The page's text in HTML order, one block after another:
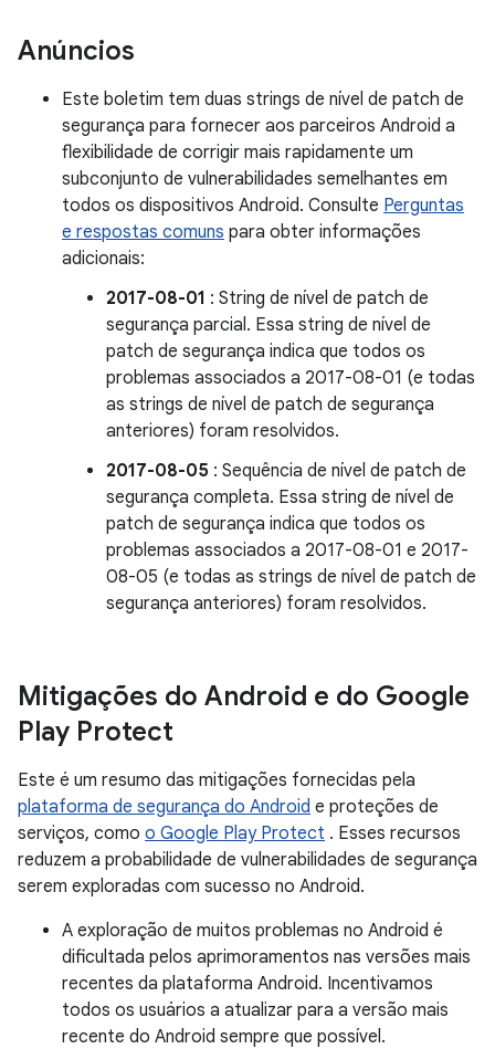
Anúncios
Este boletim tem duas strings de nível de patch de
segurança para fornecer aos parceiros Android a
flexibilidade de corrigir mais rapidamente um
subconjunto de vulnerabilidades semelhantes em
todos os dispositivos Android. Consulte Perguntas
e respostas comuns para obter informações
adicionais:
2017-08-01 : String de nível de patch de
segurança parcial. Essa string de nível de
patch de segurança indica que todos os
problemas associados a 2017-08-01 (e todas
as strings de nível de patch de segurança
anteriores) foram resolvidos.
2017-08-05 : Sequência de nível de patch de
segurança completa. Essa string de nível de
patch de segurança indica que todos os
problemas associados a 2017-08-01 e 2017-
08-05 (e todas as strings de nível de patch de
segurança anteriores) foram resolvidos.
Mitigações do Android e do Google
Play Protect
Este é um resumo das mitigações fornecidas pela
plataforma de segurança do Android e proteções de
serviços, como o Google Play Protect . Esses recursos
reduzem a probabilidade de vulnerabilidades de segurança
serem exploradas com sucesso no Android.
A exploração de muitos problemas no Android é
dificultada pelos aprimoramentos nas versões mais
recentes da plataforma Android. Incentivamos
todos os usuários a atualizar para a versão mais
recente do Android sempre que possível.